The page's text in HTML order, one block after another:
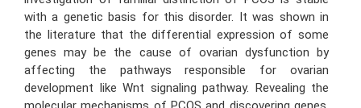
with a genetic basis for this disorder. It was shown in
the literature that the differential expression of some
genes may be the cause of ovarian dysfunction by
affecting the pathways responsible for ovarian
development like Wnt signaling pathway. Revealing the